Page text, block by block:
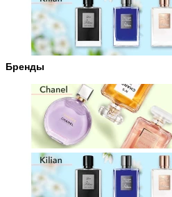
Бренды